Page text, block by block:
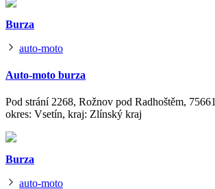
Burza
auto-moto
Auto-moto burza
Pod strání 2268, Rožnov pod Radhoštěm, 75661
okres: Vsetín, kraj: Zlínský kraj
Burza
auto-moto